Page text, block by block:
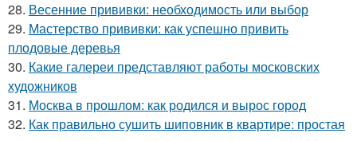
28. Весенние прививки: необходимость или выбор
29. Мастерство прививки: как успешно привить
плодовые деревья
30. Какие галереи представляют работы московских
художников
31. Москва в прошлом: как родился и вырос город
32. Как правильно сушить шиповник в квартире: простая